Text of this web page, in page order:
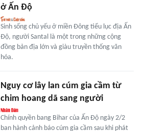
ở Ấn Độ
Sinh sống chủ yếu ở miền Đông tiểu lục địa Ấn
Độ, người Santal là một trong những cộng
đồng bản địa lớn và giàu truyền thống văn
hóa.
Nguy cơ lây lan cúm gia cầm từ
chim hoang dã sang người
Chính quyền bang Bihar của Ấn Độ ngày 2/2
ban hành cảnh báo cúm gia cầm sau khi phát